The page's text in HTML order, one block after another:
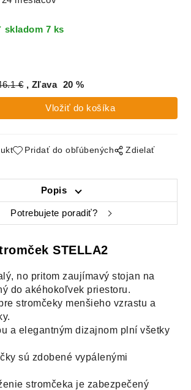
skladom 7 ks
€ Zľava 20 %
Pridať do obľúbených Zdielať
Popis
Potrebujete poradiť?
STELLA2
no pritom zaujímavý stojan na
do akéhokoľvek priestoru.
stromčeky menšieho vzrastu a
a elegantným dizajnom plní všetky
sú zdobené vypálenými
stromčeka je zabezpečený